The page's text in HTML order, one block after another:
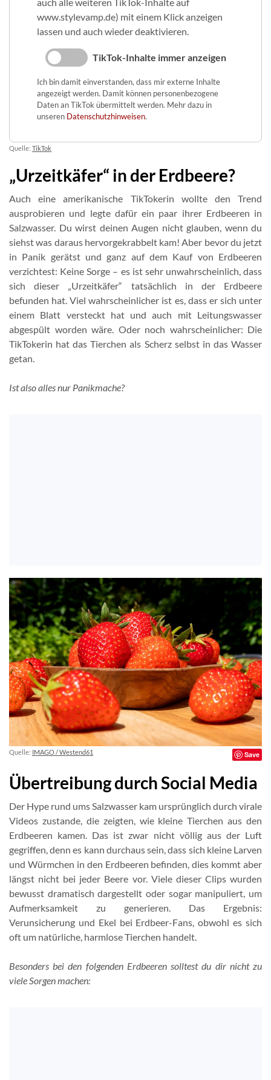
www.stylevamp.de) mit einem Klick anzeigen
lassen und auch wieder deaktivieren.
TikTok-Inhalte immer anzeigen
Ich bin damit einverstanden, dass mir externe Inhalte
angezeigt werden. Damit können personenbezogene
Daten an TikTok übermittelt werden. Mehr dazu in
unseren Datenschutzhinweisen.
Quelle: TikTok
„Urzeitkäfer“ in der Erdbeere?
Auch eine amerikanische TikTokerin wollte den Trend
ausprobieren und legte dafür ein paar ihrer Erdbeeren in
Salzwasser. Du wirst deinen Augen nicht glauben, wenn du
siehst was daraus hervorgekrabbelt kam! Aber bevor du jetzt
in Panik gerätst und ganz auf dem Kauf von Erdbeeren
verzichtest: Keine Sorge – es ist sehr unwahrscheinlich, dass
sich dieser „Urzeitkäfer“ tatsächlich in der Erdbeere
befunden hat. Viel wahrscheinlicher ist es, dass er sich unter
einem Blatt versteckt hat und auch mit Leitungswasser
abgespült worden wäre. Oder noch wahrscheinlicher: Die
TikTokerin hat das Tierchen als Scherz selbst in das Wasser
getan.
Ist also alles nur Panikmache?
Quelle: IMAGO / Westend61 Save
Übertreibung durch Social Media
Der Hype rund ums Salzwasser kam ursprünglich durch virale
Videos zustande, die zeigten, wie kleine Tierchen aus den
Erdbeeren kamen. Das ist zwar nicht völlig aus der Luft
gegriffen, denn es kann durchaus sein, dass sich kleine Larven
und Würmchen in den Erdbeeren befinden, dies kommt aber
längst nicht bei jeder Beere vor. Viele dieser Clips wurden
bewusst dramatisch dargestellt oder sogar manipuliert, um
Aufmerksamkeit zu generieren. Das Ergebnis:
Verunsicherung und Ekel bei Erdbeer-Fans, obwohl es sich
oft um natürliche, harmlose Tierchen handelt.
Besonders bei den folgenden Erdbeeren solltest du dir nicht zu
viele Sorgen machen: